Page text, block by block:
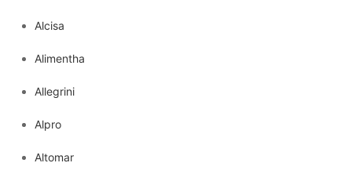
Alcisa
Alimentha
Allegrini
Alpro
Altomar